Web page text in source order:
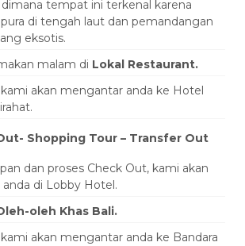
dimana tempat ini terkenal karena
di tengah laut dan pemandangan
eksotis.
malam di Lokal Restaurant.
akan mengantar anda ke Hotel
Shopping Tour – Transfer Out
dan proses Check Out, kami akan
di Lobby Hotel.
oleh Khas Bali.
akan mengantar anda ke Bandara